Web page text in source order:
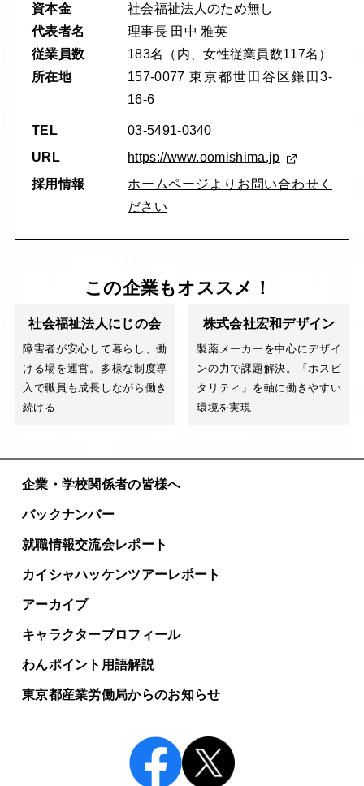
資本金
社会福祉法人のため無し
代表者名
理事長 田中 雅英
従業員数
183名（内、女性従業員数117名）
所在地
157-0077 東京都世田谷区鎌田3-
16-6
TEL
03-5491-0340
URL
https://www.oomishima.jp
採用情報
ホームページよりお問い合わせく
ださい
この企業もオススメ！
社会福祉法人にじの会
障害者が安心して暮らし、働
ける場を運営。多様な制度導
入で職員も成長しながら働き
続ける
株式会社宏和デザイン
製薬メーカーを中心にデザイ
ンの力で課題解決。「ホスピ
タリティ」を軸に働きやすい
環境を実現
企業・学校関係者の皆様へ
バックナンバー
就職情報交流会レポート
カイシャハッケンツアーレポート
アーカイブ
キャラクタープロフィール
わんポイント用語解説
東京都産業労働局からのお知らせ